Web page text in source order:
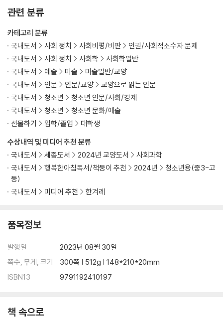
[궁금해요] 시리아 내전 | 홀로코스트 | 제국주의
[궁금해요] 유엔난민기구 | 난민
4 차별이 사라지는 시간
[궁금해요] 흑인 저항 운동 주요 사건 | 인종차별
5 다름이 서로 인사하고 마주하는 세상
[궁금해요] 로힝야족 학살 | 관동 대학살 | 평양 화교 학살 | 성소수자 | 소
수민족 보호
6 눈에 보이지 않는 차별의 선
[궁금해요] 프랑스 대혁명 | 갑오개혁 | 인간의 존엄과 가치
제4부 국가
1 마약중독자가 생사여탈을 쥐고 있었다
[궁금해요] 제주 4·3 사건 | 사상 전향 제도
2 아름답고 찬란한 역사만 반복되는 것은 아니다
[궁금해요] 재난 참사와 안전권 | 생명권
[궁금해요] 법치주의 | 인민혁명당 사건 | 국민방위군 사건 | 유신헌법
5 혁명의 또 다른 추악함
[궁금해요] 신체의 자유와 안전 | 제노사이드 | 인간 및 시민의 권리 선언
관련 분류
수상내역 및 미디어 추천 분류
국내도서
세종도서 2024년 교양도서
사회과학
국내도서
행복한아침독서/책둥이 추천 2024년
청소년용(중3-고
등)
국내도서
미디어 추천 한겨레
카테고리 분류
국내도서
사회 정치 사회비평/비판
인권/사회적소수자 문제
국내도서
사회 정치 사회학
사회학일반
국내도서
예술 미술
미술일반/교양
국내도서
인문 인문/교양
교양으로 읽는 인문
국내도서
청소년
청소년 인문/사회/경제
국내도서
청소년
청소년 문화/예술
선물하기
입학/졸업 대학생
품목정보
발행일
2023년 08월 30일
쪽수, 무게, 크기
300쪽 | 512g | 148*210*20mm
ISBN13
9791192410197
책 속으로